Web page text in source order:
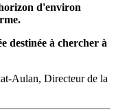
d'environ
destinée à chercher à
Aulan, Directeur de la